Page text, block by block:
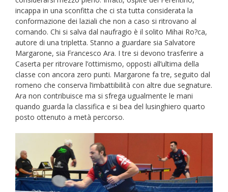
incappa in una sconfitta che ci sta tutta considerata la
conformazione dei laziali che non a caso si ritrovano al
comando. Chi si salva dal naufragio è il solito Mihai Ro?ca,
autore di una tripletta. Stanno a guardare sia Salvatore
Margarone, sia Francesco Ara. I tre si devono trasferire a
Caserta per ritrovare l’ottimismo, opposti all’ultima della
classe con ancora zero punti. Margarone fa tre, seguito dal
romeno che conserva l’imbattibilità con altre due segnature.
Ara non contribuisce ma si sfrega ugualmente le mani
quando guarda la classifica e si bea del lusinghiero quarto
posto ottenuto a metà percorso.